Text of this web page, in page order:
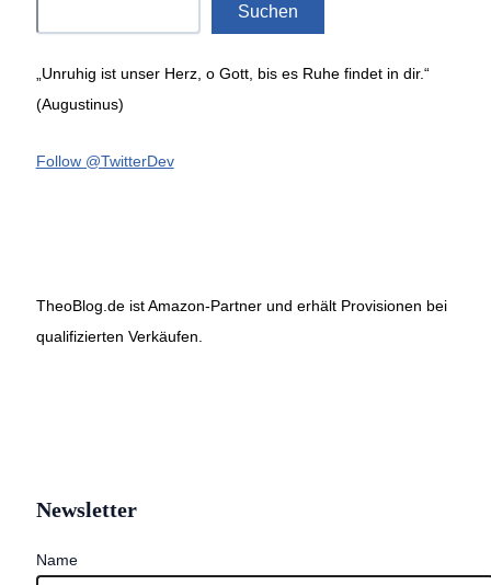
Suchen
„Unruhig ist unser Herz, o Gott, bis es Ruhe findet in dir.“
(Augustinus)
Follow @TwitterDev
TheoBlog.de ist Amazon-Partner und erhält Provisionen bei
qualifizierten Verkäufen.
Newsletter
Name